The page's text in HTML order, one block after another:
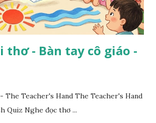
thơ - Bàn tay cô giáo -
The Teacher's Hand The Teacher's Hand
Quiz Nghe đọc thơ ...